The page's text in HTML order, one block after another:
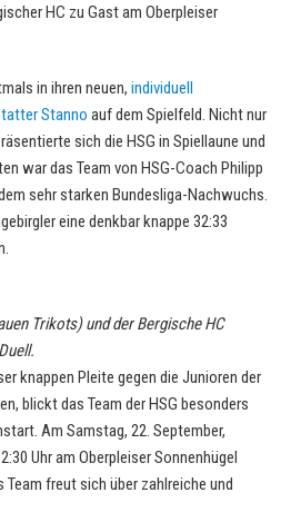
HC zu Gast am Oberpleiser
in ihren neuen, individuell
Stanno auf dem Spielfeld. Nicht nur
sich die HSG in Spiellaune und
war das Team von HSG-Coach Philipp
sehr starken Bundesliga-Nachwuchs.
eine denkbar knappe 32:33
Trikots) und der Bergische HC
knappen Pleite gegen die Junioren der
blickt das Team der HSG besonders
Am Samstag, 22. September,
Uhr am Oberpleiser Sonnenhügel
Team freut sich über zahlreiche und